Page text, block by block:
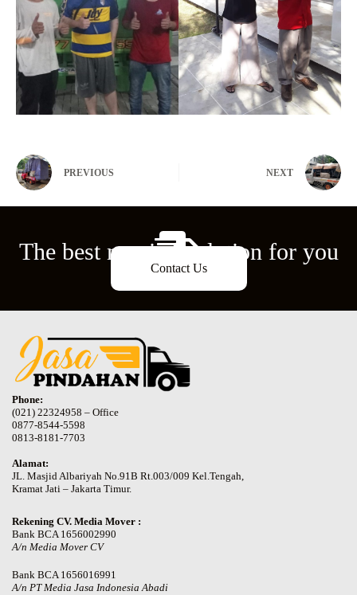
PREVIOUS NEXT
The best moving solution for you
Contact Us
Phone:
(021) 22324958 – Office
0877-8544-5598
0813-8181-7703
Alamat:
JL. Masjid Albariyah No.91B Rt.003/009 Kel.Tengah,
Kramat Jati – Jakarta Timur.
Rekening CV. Media Mover :
Bank BCA 1656002990
A/n Media Mover CV
Bank BCA 1656016991
A/n PT Media Jasa Indonesia Abadi